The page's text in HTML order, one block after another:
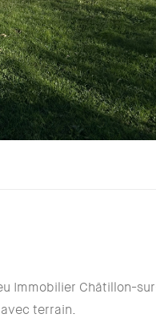
Immobilier Châtillon-
terrain.